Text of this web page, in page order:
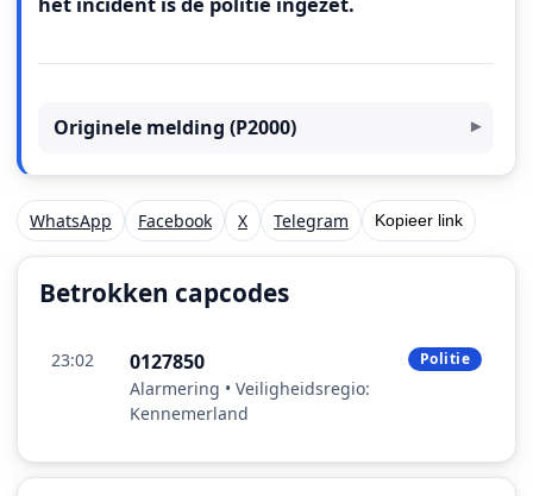
het incident is de politie ingezet.
Originele melding (P2000)
WhatsApp Facebook X Telegram Kopieer link
Betrokken capcodes
23:02 0127850
Alarmering • Veiligheidsregio:
Kennemerland
Politie